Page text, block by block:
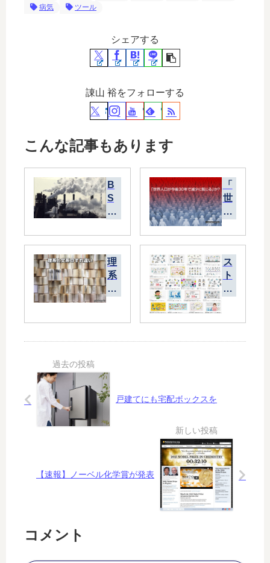
病気
ツール
シェアする
諌山 裕をフォローする
こんな記事もあります
B
S
世
の
キ
ュ
メ
ー
リ
チ
ウ
を
よ
「
世
界
口
今
後
30
少
？
理
系
と
す
ス
ト
ッ
ス
い
な
の
ネ
タ
戸建てにも宅配ボックスを
【速報】ノーベル化学賞が発表
コメント